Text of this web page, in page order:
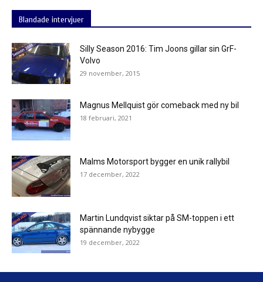
Blandade intervjuer
Silly Season 2016: Tim Joons gillar sin GrF-
Volvo
29 november, 2015
Magnus Mellquist gör comeback med ny bil
18 februari, 2021
Malms Motorsport bygger en unik rallybil
17 december, 2022
Martin Lundqvist siktar på SM-toppen i ett
spännande nybygge
19 december, 2022